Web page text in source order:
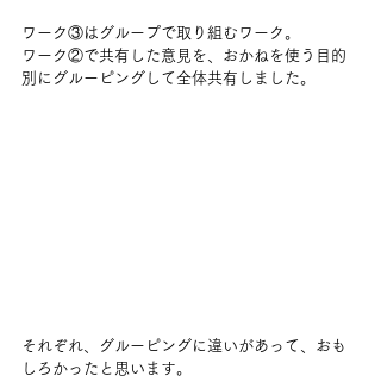
ワーク③はグループで取り組むワーク。
ワーク②で共有した意見を、おかねを使う目的
別にグルーピングして全体共有しました。
それぞれ、グルーピングに違いがあって、おも
しろかったと思います。